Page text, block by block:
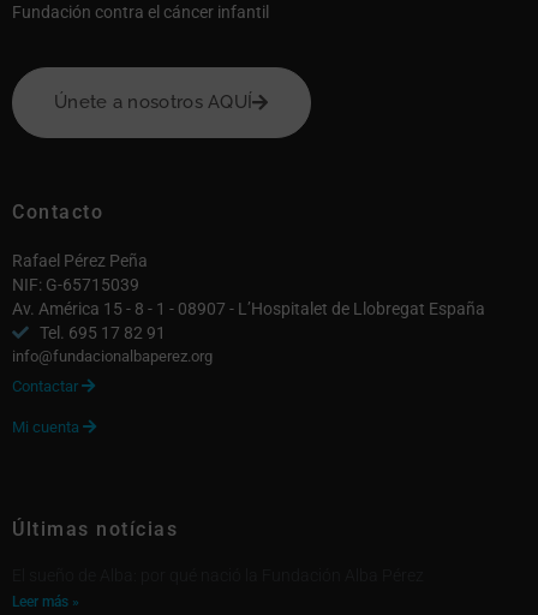
Fundación contra el cáncer infantil
Únete a nosotros AQUÍ
Contacto
Rafael Pérez Peña
NIF: G-65715039
Av. América 15 - 8 - 1 - 08907 - L’Hospitalet de Llobregat España
Tel. 695 17 82 91
info@fundacionalbaperez.org
Contactar 
Mi cuenta 
Últimas notícias
Leer más »